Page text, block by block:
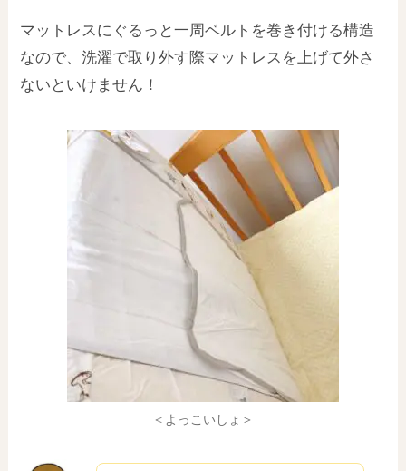
マットレスにぐるっと一周ベルトを巻き付ける構造
なので、洗濯で取り外す際マットレスを上げて外さ
ないといけません！
＜よっこいしょ＞